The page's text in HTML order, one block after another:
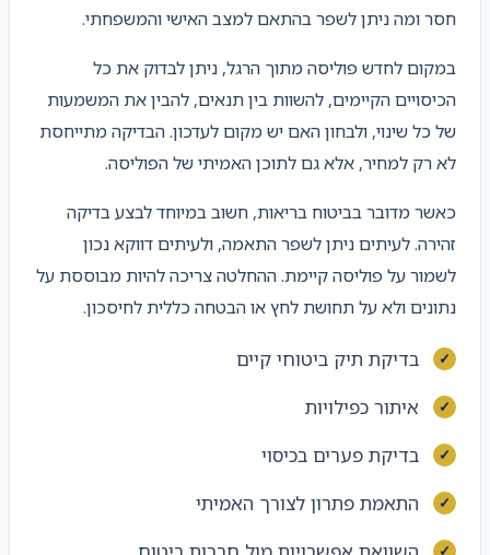
חסר ומה ניתן לשפר בהתאם למצב האישי והמשפחתי.
במקום לחדש פוליסה מתוך הרגל, ניתן לבדוק את כל
הכיסויים הקיימים, להשוות בין תנאים, להבין את המשמעות
של כל שינוי, ולבחון האם יש מקום לעדכון. הבדיקה מתייחסת
לא רק למחיר, אלא גם לתוכן האמיתי של הפוליסה.
כאשר מדובר בביטוח בריאות, חשוב במיוחד לבצע בדיקה
זהירה. לעיתים ניתן לשפר התאמה, ולעיתים דווקא נכון
לשמור על פוליסה קיימת. ההחלטה צריכה להיות מבוססת על
נתונים ולא על תחושת לחץ או הבטחה כללית לחיסכון.
בדיקת תיק ביטוחי קיים
איתור כפילויות
בדיקת פערים בכיסוי
התאמת פתרון לצורך האמיתי